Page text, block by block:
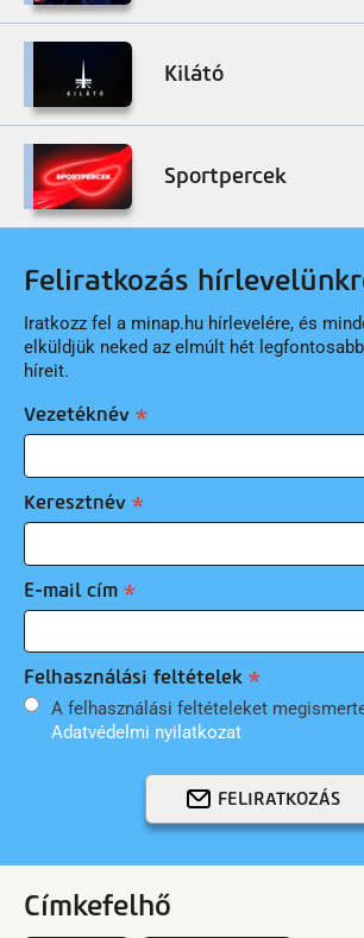
Kilátó
Sportpercek
Feliratkozás
Iratkozz fel a minap.hu hírlevelére, és
elküldjük neked az elmúlt hét
híreit.
Vezetéknév
Keresztnév
E-mail cím
Felhasználási feltételek
A felhasználási feltételeket
Adatvédelmi nyilatkozat
FELIRATKOZÁS
Címkefelhő